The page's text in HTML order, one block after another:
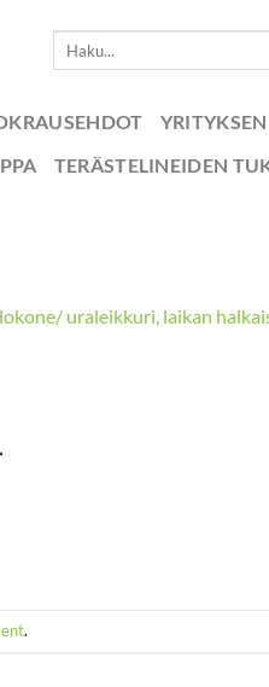
TERÄSTELINEIDEN
uraleikkuri, laikan
.